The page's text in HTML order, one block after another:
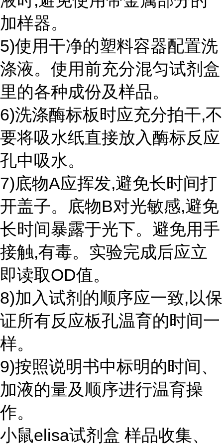
加样器。
5)使用干净的塑料容器配置洗
涤液。使用前充分混匀试剂盒
里的各种成份及样品。
6)洗涤酶标板时应充分拍干,不
要将吸水纸直接放入酶标反应
孔中吸水。
7)底物A应挥发,避免长时间打
开盖子。底物B对光敏感,避免
长时间暴露于光下。避免用手
接触,有毒。实验完成后应立
即读取OD值。
8)加入试剂的顺序应一致,以保
证所有反应板孔温育的时间一
样。
9)按照说明书中标明的时间、
加液的量及顺序进行温育操
作。
小鼠elisa试剂盒 样品收集、